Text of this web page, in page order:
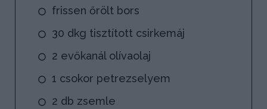
frissen őrölt bors
30 dkg tisztított csirkemáj
2 evőkanál olívaolaj
1 csokor petrezselyem
2 db zsemle